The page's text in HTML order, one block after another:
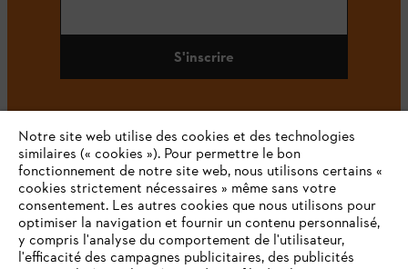
S'inscrire
#STIHL
Notre site web utilise des cookies et des technologies
similaires (« cookies »). Pour permettre le bon
fonctionnement de notre site web, nous utilisons certains «
cookies strictement nécessaires » même sans votre
consentement. Les autres cookies que nous utilisons pour
optimiser la navigation et fournir un contenu personnalisé,
y compris l'analyse du comportement de l'utilisateur,
l'efficacité des campagnes publicitaires, des publicités